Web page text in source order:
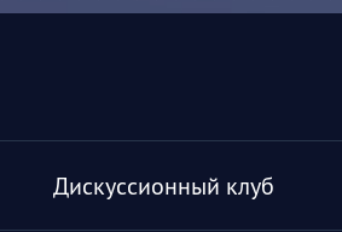
Дискуссионный клуб